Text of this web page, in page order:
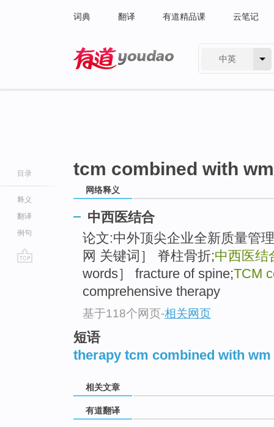
词典 翻译 有道精品课 云笔记
中英
目录
释义
翻译
例句
tcm combined with wm
网络释义
中西医结合
论文:中外顶尖企业全新质量管
网 关键词］ 脊柱骨折;中西医结
words］ fracture of spine;TCM
comprehensive therapy
基于118个网页-相关网页
短语
therapy tcm combined with wm
相关文章
有道翻译